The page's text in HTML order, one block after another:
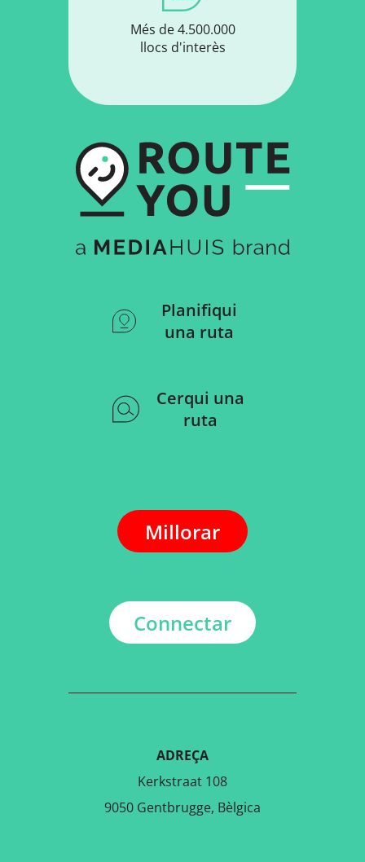
Més de 4.500.000
llocs d'interès
Planifiqui
una ruta
Cerqui una
ruta
Millorar
Connectar
ADREÇA
Kerkstraat 108
9050 Gentbrugge, Bèlgica